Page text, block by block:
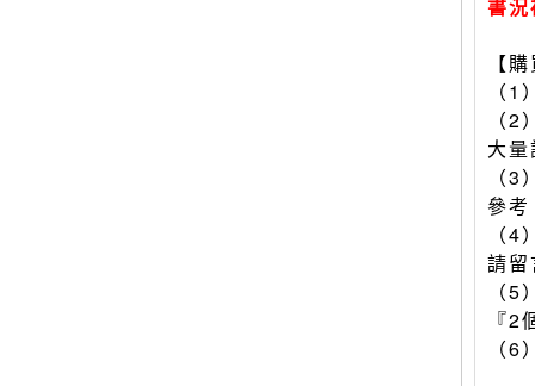
書
【
（
（
大
（
參
（
請
（
『
（